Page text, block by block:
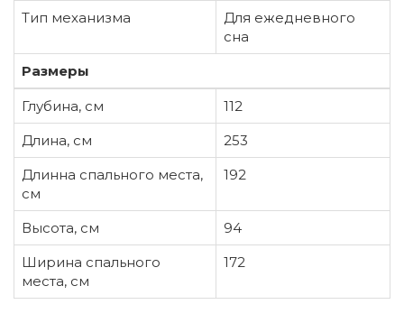
Тип механизма
Для ежедневного
сна
Размеры
Глубина, см
112
Длина, см
253
Длинна спального места,
см
192
Высота, см
94
Ширина спального
места, см
172